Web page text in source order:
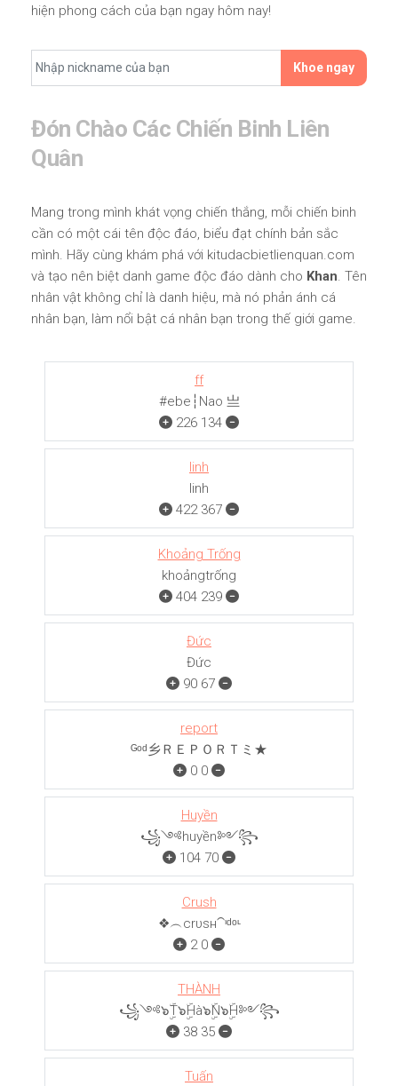
hiện phong cách của bạn ngay hôm nay!
Khoe ngay
Đón Chào Các Chiến Binh Liên
Quân
Mang trong mình khát vọng chiến thắng, mỗi chiến binh
cần có một cái tên độc đáo, biểu đạt chính bản sắc
mình. Hãy cùng khám phá với kitudacbietlienquan.com
và tạo nên biệt danh game độc đáo dành cho Khan. Tên
nhân vật không chỉ là danh hiệu, mà nó phản ánh cá
nhân bạn, làm nổi bật cá nhân bạn trong thế giới game.
ff
#ebe┆Nao 亗
226 134
linh
linh
422 367
Khoảng Trống
khoảngㅤㅤㅤtrống
404 239
Đức
Đức
90 67
report
ᴳᵒᵈ乡ＲＥＰＯＲＴミ★
0 0
Huyền
꧁༺huyền༻꧂
104 70
Crush
❖︵crυѕн⁀ᶦᵈᵒᶫ
2 0
THÀNH
꧁༺๖ۣۜT๖ۣۜHà๖ۣۜN๖ۣۜH༻꧂
38 35
Tuấn